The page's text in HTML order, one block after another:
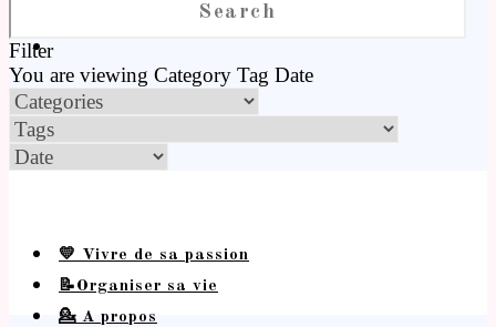
Filter
You are viewing Category Tag Date
💛 Vivre de sa passion
📝Organiser sa vie
💁 A propos